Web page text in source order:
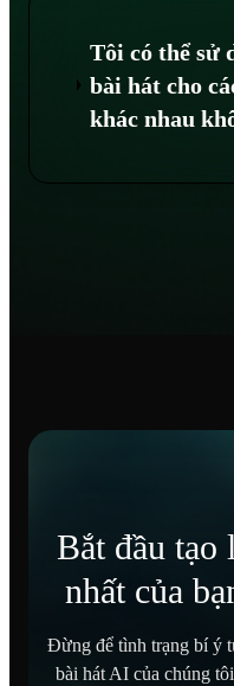
Tôi có thể sử
bài hát cho
khác nhau
Bắt đầu
nhất của
Đừng để tình trạng bí ý
bài hát AI của chúng